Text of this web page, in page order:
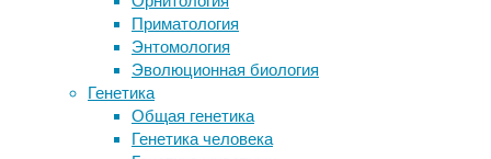
Приматология
Энтомология
Эволюционная биология
Генетика
Общая генетика
Генетика человека
никак
их
не
беспокоя,
но
если
их
Следите за новостями